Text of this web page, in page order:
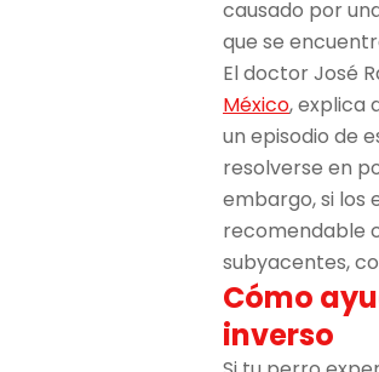
causado por
que se
El doctor José
México, explica
un episodio de
resolverse en
embargo, si los
recomendable
subyacentes,
Cómo
inverso